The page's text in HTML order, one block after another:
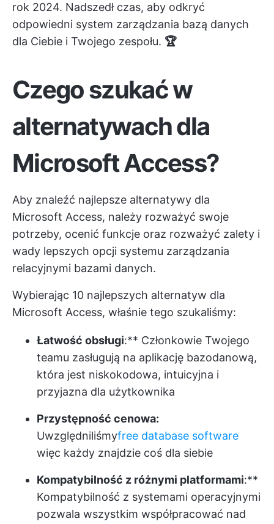
rok 2024. Nadszedł czas, aby odkryć
odpowiedni system zarządzania bazą danych
dla Ciebie i Twojego zespołu. 🏆
Czego szukać w
alternatywach dla
Microsoft Access?
Aby znaleźć najlepsze alternatywy dla
Microsoft Access, należy rozważyć swoje
potrzeby, ocenić funkcje oraz rozważyć zalety i
wady lepszych opcji systemu zarządzania
relacyjnymi bazami danych.
Wybierając 10 najlepszych alternatyw dla
Microsoft Access, właśnie tego szukaliśmy:
Łatwość obsługi:** Członkowie Twojego
teamu zasługują na aplikację bazodanową,
która jest niskokodowa, intuicyjna i
przyjazna dla użytkownika
Przystępność cenowa:
Uwzględniliśmyfree database software
więc każdy znajdzie coś dla siebie
Kompatybilność z różnymi platformami:**
Kompatybilność z systemami operacyjnymi
pozwala wszystkim współpracować nad